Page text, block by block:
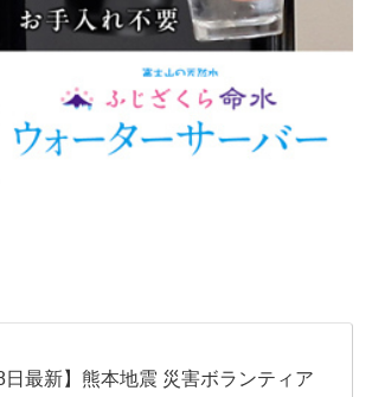
日最新】熊本地震 災害ボランティア